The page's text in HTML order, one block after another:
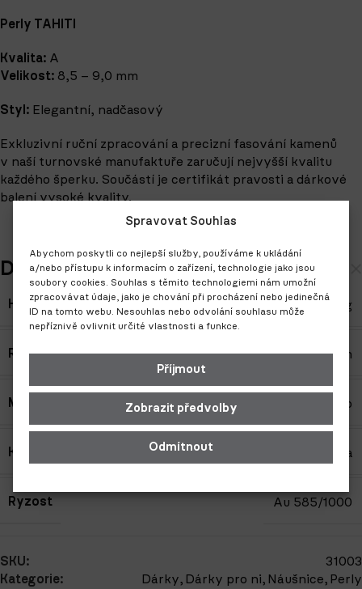
Spravovat Souhlas
Abychom poskytli co nejlepší služby, používáme k ukládání
a/nebo přístupu k informacím o zařízení, technologie jako jsou
soubory cookies. Souhlas s těmito technologiemi nám umožní
zpracovávat údaje, jako je chování při procházení nebo jedinečná
ID na tomto webu. Nesouhlas nebo odvolání souhlasu může
nepříznivě ovlivnit určité vlastnosti a funkce.
Příjmout
Odmítnout
Zobrazit předvolby
Perly TAHITI
Kvalita: A
Velikost: 8,5 – 9,0 mm
Styl: Elegantní, nadčasový
Exkluzivní ruční zpracování a precizní fasování kamenů
v naší turnovské manufaktuře zaručují nejvyšší kvalitu
každého šperku. Součástí je certifikát pravosti a dárkové
balení vysoké kvality.
Další informace
Hmotnost 3,80 g
Rozměry 0,9 × 2,2 cm
Materiál Bílé zlato
Kámen Perla
Ryzost Au 585/1000
SKU:
31003
Kategorie:
Dárky, Dárky pro ni, Náušnice, Perly